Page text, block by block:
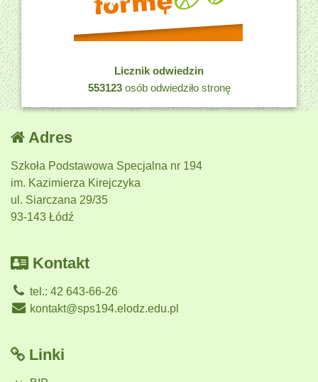
Licznik odwiedzin
553123osób odwiedziło stronę
Adres
Szkoła Podstawowa Specjalna nr 194
im. Kazimierza Kirejczyka
ul. Siarczana 29/35
93-143 Łódź
Kontakt
tel.: 42 643-66-26
kontakt@sps194.elodz.edu.pl
Linki